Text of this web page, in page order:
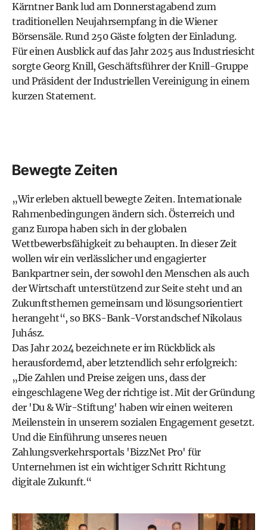
Kärntner Bank lud am Donnerstagabend zum
traditionellen Neujahrsempfang in die Wiener
Börsensäle. Rund 250 Gäste folgten der Einladung.
Für einen Ausblick auf das Jahr 2025 aus Industriesicht
sorgte Georg Knill, Geschäftsführer der Knill-Gruppe
und Präsident der Industriellen Vereinigung in einem
kurzen Statement.
Bewegte Zeiten
„Wir erleben aktuell bewegte Zeiten. Internationale
Rahmenbedingungen ändern sich. Österreich und
ganz Europa haben sich in der globalen
Wettbewerbsfähigkeit zu behaupten. In dieser Zeit
wollen wir ein verlässlicher und engagierter
Bankpartner sein, der sowohl den Menschen als auch
der Wirtschaft unterstützend zur Seite steht und an
Zukunftsthemen gemeinsam und lösungsorientiert
herangeht“, so BKS-Bank-Vorstandschef Nikolaus
Juhász.
Das Jahr 2024 bezeichnete er im Rückblick als
herausfordernd, aber letztendlich sehr erfolgreich:
„Die Zahlen und Preise zeigen uns, dass der
eingeschlagene Weg der richtige ist. Mit der Gründung
der 'Du & Wir-Stiftung' haben wir einen weiteren
Meilenstein in unserem sozialen Engagement gesetzt.
Und die Einführung unseres neuen
Zahlungsverkehrsportals 'BizzNet Pro' für
Unternehmen ist ein wichtiger Schritt Richtung
digitale Zukunft.“